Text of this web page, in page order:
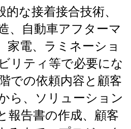
な接着接合技術、
、自動車アフターマ
家電、ラミネーショ
リティ等で必要にな
での依頼内容と顧客
ら、ソリューション
報告書の作成、顧客